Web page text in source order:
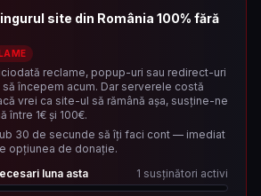
site din România 100% fără
reclame, popup-uri sau redirect-uri
începem acum. Dar serverele costă
vrei ca site-ul să rămână așa, susține-ne
între 1€ și 100€.
30 de secunde să îți faci cont — imediat
opțiunea de donație.
luna asta 1 susținători activi